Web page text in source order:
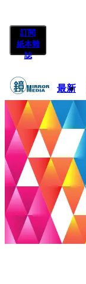
訂閱
紙本雜
誌
最新